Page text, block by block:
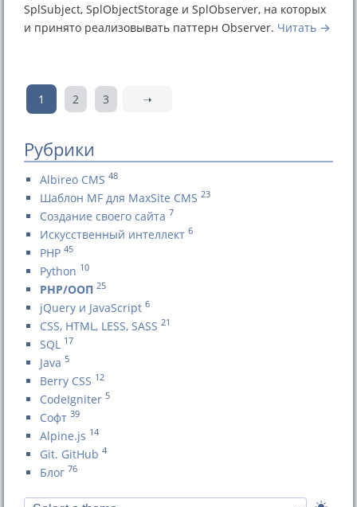
SplSubject, SplObjectStorage и SplObserver, на которых
и принято реализовывать паттерн Observer. Читать
1 2 3 ➝
Рубрики
Albireo CMS 48
Шаблон MF для MaxSite CMS 23
Создание своего сайта 7
Искусственный интеллект 6
PHP 45
Python 10
PHP/ООП 25
jQuery и JavaScript 6
CSS, HTML, LESS, SASS 21
SQL 17
Java 5
Berry CSS 12
CodeIgniter 5
Софт 39
Alpine.js 14
Git. GitHub 4
Блог 76